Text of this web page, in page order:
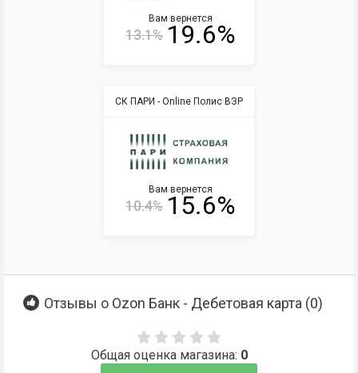
Вам вернется
13.1% 19.6%
СК ПАРИ - Online Полис ВЗР
Вам вернется
10.4% 15.6%
Отзывы о Ozon Банк - Дебетовая карта (0)
Общая оценка магазина: 0